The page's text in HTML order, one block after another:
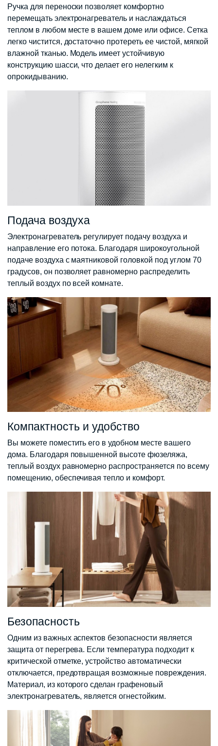
Ручка для переноски позволяет комфортно
перемещать электронагреватель и наслаждаться
теплом в любом месте в вашем доме или офисе. Сетка
легко чистится, достаточно протереть ее чистой, мягкой
влажной тканью. Модель имеет устойчивую
конструкцию шасси, что делает его нелегким к
опрокидыванию.
Подача воздуха
Электронагреватель регулирует подачу воздуха и
направление его потока. Благодаря широкоугольной
подаче воздуха с маятниковой головкой под углом 70
градусов, он позволяет равномерно распределить
теплый воздух по всей комнате.
Компактность и удобство
Вы можете поместить его в удобном месте вашего
дома. Благодаря повышенной высоте фюзеляжа,
теплый воздух равномерно распространяется по всему
помещению, обеспечивая тепло и комфорт.
Безопасность
Одним из важных аспектов безопасности является
защита от перегрева. Если температура подходит к
критической отметке, устройство автоматически
отключается, предотвращая возможные повреждения.
Материал, из которого сделан графеновый
электронагреватель, является огнестойким.